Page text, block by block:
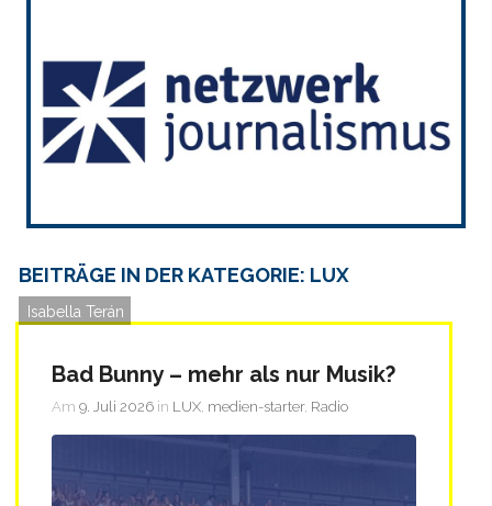
BEITRÄGE IN DER KATEGORIE: LUX
Isabella Terán
Bad Bunny – mehr als nur Musik?
Am 9. Juli 2026 in LUX medien-starter, Radio